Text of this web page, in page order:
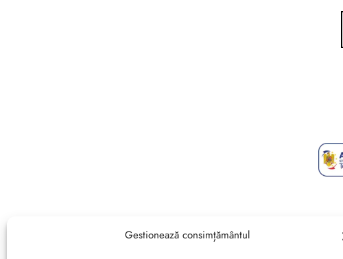
Gestionează consimțământul